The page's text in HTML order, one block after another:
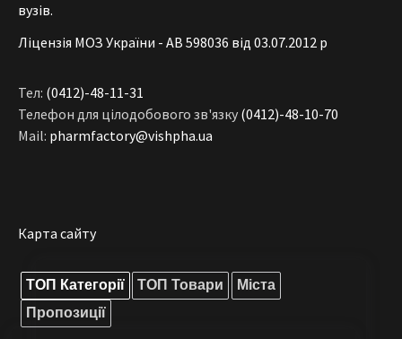
вузів.
Ліцензія МОЗ України - АВ 598036 від 03.07.2012 р
Тел: (0412)-48-11-31
Телефон для цілодобового зв'язку (0412)-48-10-70
Mail: pharmfactory@vishpha.ua
Карта сайту
ТОП Категорії ТОП Товари
Міста
Пропозиції